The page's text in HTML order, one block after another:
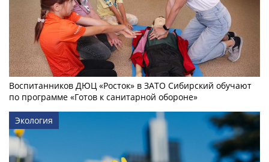
Воспитанников ДЮЦ «Росток» в ЗАТО Сибирский обучают
по программе «Готов к санитарной обороне»
Экология